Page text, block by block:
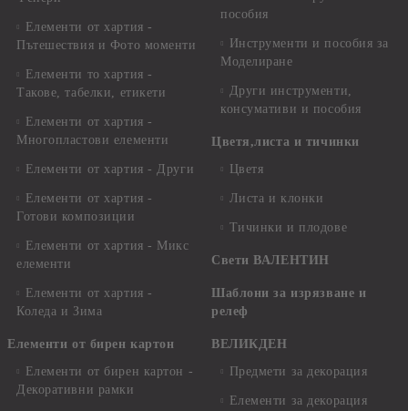
Елементи от хартия -
Пътешествия и Фото моменти
Елементи то хартия -
Такове, табелки, етикети
Елементи от хартия -
Многопластови елементи
Елементи от хартия - Други
Елементи от хартия -
Готови композиции
Елементи от хартия - Микс
елементи
Елементи от хартия -
Коледа и Зима
Елементи от бирен картон
Елементи от бирен картон -
Декоративни рамки
пособия
Инструменти и пособия за
Моделиране
Други инструменти,
консумативи и пособия
Цветя,листа и тичинки
Цветя
Листа и клонки
Тичинки и плодове
Свети ВАЛЕНТИН
Шаблони за изрязване и
релеф
ВЕЛИКДЕН
Предмети за декорация
Елементи за декорация